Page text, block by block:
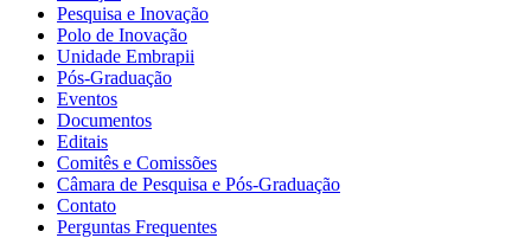
Pesquisa e Inovação
Polo de Inovação
Unidade Embrapii
Pós-Graduação
Eventos
Documentos
Editais
Comitês e Comissões
Câmara de Pesquisa e Pós-Graduação
Contato
Perguntas Frequentes